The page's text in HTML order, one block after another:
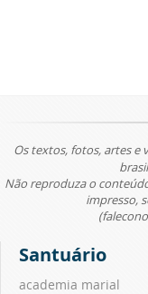
Os textos, fotos, artes e
Não reproduza o
impresso,
Santuário
academia marial